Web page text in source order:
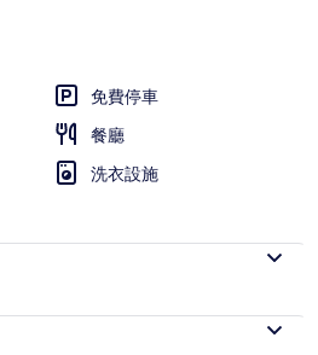
免費停車
餐廳
洗衣設施